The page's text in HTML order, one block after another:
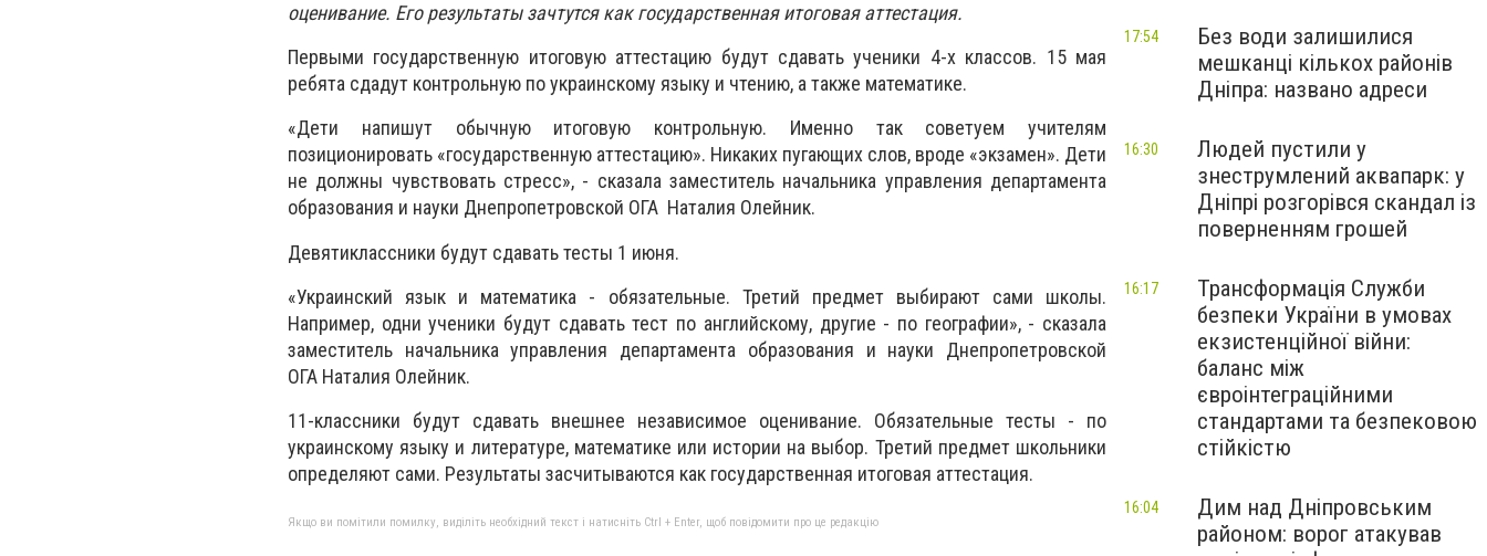
оценивание. Его результаты зачтутся как государственная итоговая аттестация.
Первыми государственную итоговую аттестацию будут сдавать ученики 4-х классов. 15 мая
ребята сдадут контрольную по украинскому языку и чтению, а также математике.
«Дети напишут обычную итоговую контрольную. Именно так советуем учителям
позиционировать «государственную аттестацию». Никаких пугающих слов, вроде «экзамен». Дети
не должны чувствовать стресс», - сказала заместитель начальника управления департамента
образования и науки Днепропетровской ОГА Наталия Олейник.
Девятиклассники будут сдавать тесты 1 июня.
«Украинский язык и математика - обязательные. Третий предмет выбирают сами школы.
Например, одни ученики будут сдавать тест по английскому, другие - по географии», - сказала
заместитель начальника управления департамента образования и науки Днепропетровской
ОГА Наталия Олейник.
11-классники будут сдавать внешнее независимое оценивание. Обязательные тесты - по
украинскому языку и литературе, математике или истории на выбор. Третий предмет школьники
определяют сами. Результаты засчитываются как государственная итоговая аттестация.
Якщо ви помітили помилку, виділіть необхідний текст і натисніть Ctrl + Enter, щоб повідомити про це редакцію
Без води залишилися
мешканці кількох районів
Дніпра: названо адреси
17:54
Людей пустили у
знеструмлений аквапарк: у
Дніпрі розгорівся скандал із
поверненням грошей
16:30
Трансформація Служби
безпеки України в умовах
екзистенційної війни:
баланс між
євроінтеграційними
стандартами та безпековою
стійкістю
16:17
Дим над Дніпровським
районом: ворог атакував
16:04